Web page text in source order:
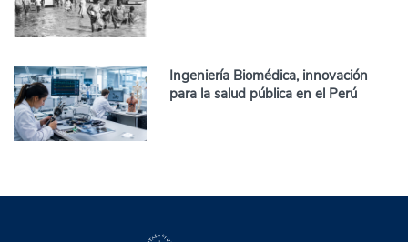
Ingeniería Biomédica, innovación
para la salud pública en el Perú